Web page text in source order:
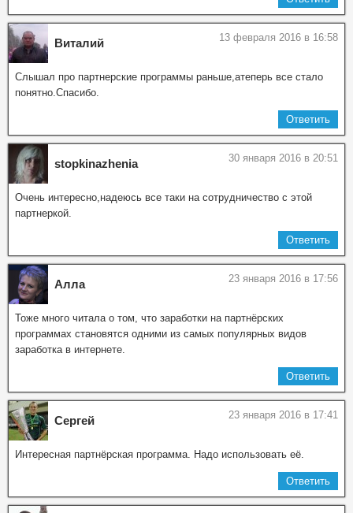
Виталий 13 февраля 2016 в 16:58
Слышал про партнерские программы раньше,атеперь все стало
понятно.Спасибо.
Ответить
stopkinazhenia 30 января 2016 в 20:51
Очень интересно,надеюсь все таки на сотрудничество с этой
партнеркой.
Ответить
Алла 23 января 2016 в 17:56
Тоже много читала о том, что заработки на партнёрских
программах становятся одними из самых популярных видов
заработка в интернете.
Ответить
Сергей 23 января 2016 в 17:41
Интересная партнёрская программа. Надо использовать её.
Ответить